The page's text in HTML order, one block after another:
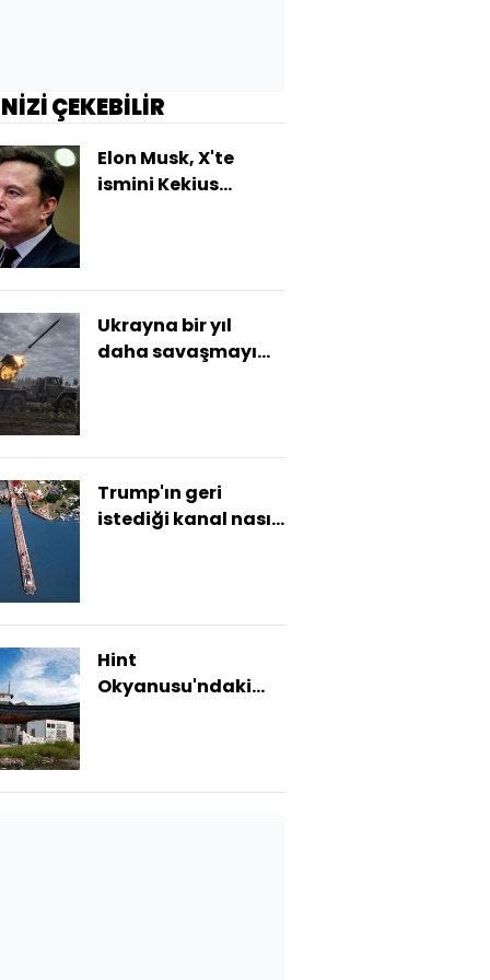
ÇEKEBİLİR
Elon Musk, X'te
ismini Kekius
Ukrayna bir yıl
daha savaşmayı
Trump'ın geri
istediği kanal nasıl
Hint
Okyanusu'ndaki